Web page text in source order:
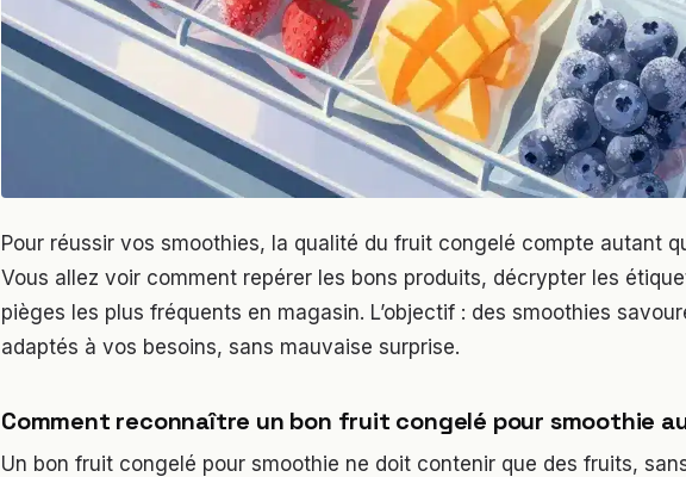
Pour réussir vos smoothies, la qualité du fruit congelé compte autant
Vous allez voir comment repérer les bons produits, décrypter les
pièges les plus fréquents en magasin. L’objectif : des smoothies
adaptés à vos besoins, sans mauvaise surprise.
Comment reconnaître un bon fruit congelé pour smoothie
Un bon fruit congelé pour smoothie ne doit contenir que des fruits,